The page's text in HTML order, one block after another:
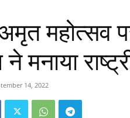
महोत्सव
ने मनाया
14, 2022